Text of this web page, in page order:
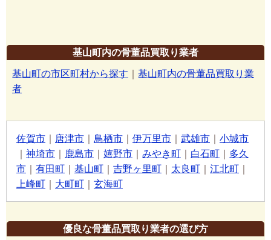
基山町内の骨董品買取り業者
基山町の市区町村から探す
基山町内の骨董品買取り業
者
佐賀市 唐津市 鳥栖市 伊万里市 武雄市
小城市
神埼市 鹿島市 嬉野市 みやき町 白石町
多久
市
有田町 基山町 吉野ヶ里町 太良町 江北町
上峰町
大町町 玄海町
優良な骨董品買取り業者の選び方